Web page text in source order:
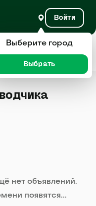
Войти
Отзывы
нет объявлений.
появятся...
Выберите город
Выбрать